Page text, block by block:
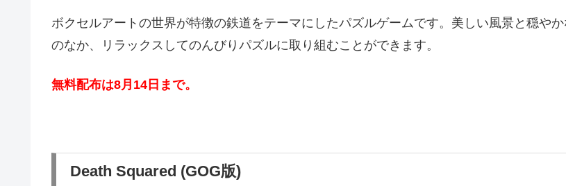
ボクセルアートの世界が特徴の鉄道をテーマにしたパズルゲームです。美しい風景と穏や
のなか、リラックスしてのんびりパズルに取り組むことができます。
無料配布は8月14 日まで。
Death Squared (GOG版)